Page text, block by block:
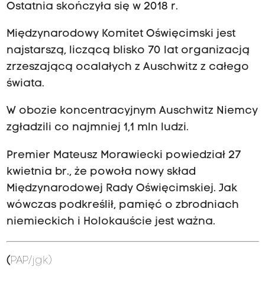
Ostatnia skończyła się w 2018 r.
Międzynarodowy Komitet Oświęcimski jest
najstarszą, liczącą blisko 70 lat organizacją
zrzeszającą ocalałych z Auschwitz z całego
świata.
W obozie koncentracyjnym Auschwitz Niemcy
zgładzili co najmniej 1,1 mln ludzi.
Premier Mateusz Morawiecki powiedział 27
kwietnia br., że powoła nowy skład
Międzynarodowej Rady Oświęcimskiej. Jak
wówczas podkreślił, pamięć o zbrodniach
niemieckich i Holokauście jest ważna.
(PAP/jgk)